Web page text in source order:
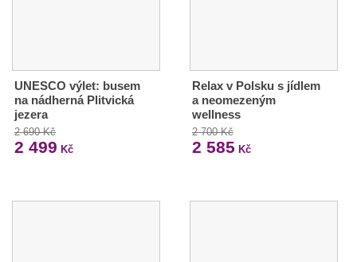
UNESCO výlet: busem
na nádherná Plitvická
jezera
2 690 Kč
2 499 Kč
Relax v Polsku s jídlem
a neomezeným
wellness
2 700 Kč
2 585 Kč